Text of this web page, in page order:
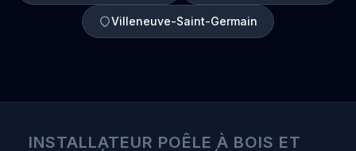
Villeneuve-Saint-Germain
INSTALLATEUR POÊLE À BOIS ET